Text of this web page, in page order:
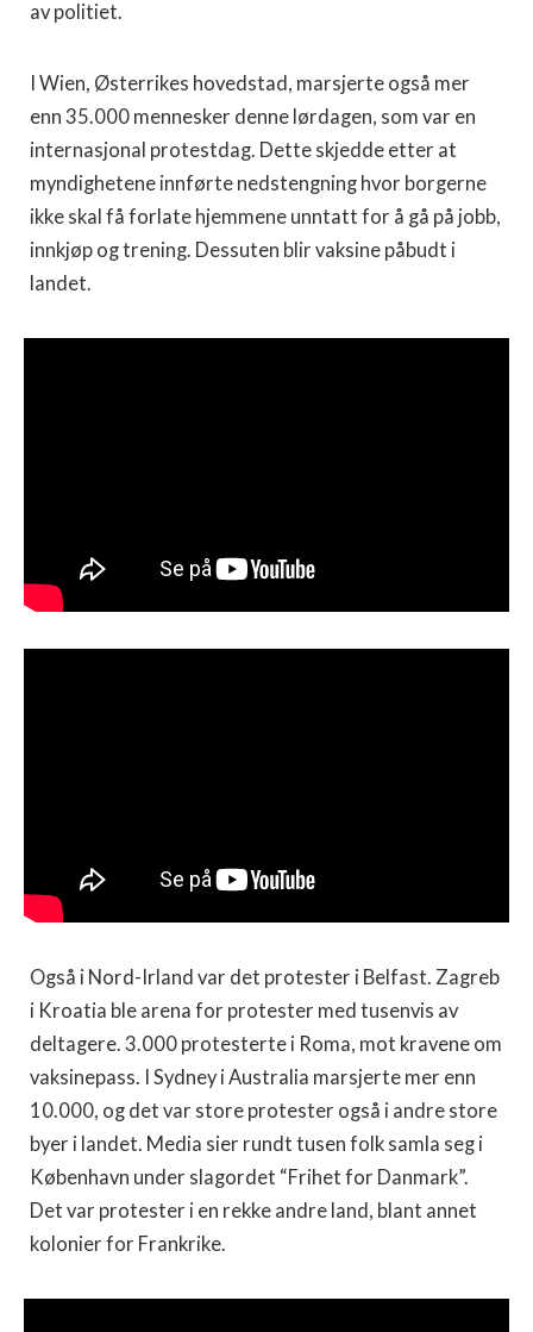
av politiet.
I Wien, Østerrikes hovedstad, marsjerte også mer
enn 35.000 mennesker denne lørdagen, som var en
internasjonal protestdag. Dette skjedde etter at
myndighetene innførte nedstengning hvor borgerne
ikke skal få forlate hjemmene unntatt for å gå på jobb,
innkjøp og trening. Dessuten blir vaksine påbudt i
landet.
Også i Nord-Irland var det protester i Belfast. Zagreb
i Kroatia ble arena for protester med tusenvis av
deltagere. 3.000 protesterte i Roma, mot kravene om
vaksinepass. I Sydney i Australia marsjerte mer enn
10.000, og det var store protester også i andre store
byer i landet. Media sier rundt tusen folk samla seg i
København under slagordet “Frihet for Danmark”.
Det var protester i en rekke andre land, blant annet
kolonier for Frankrike.